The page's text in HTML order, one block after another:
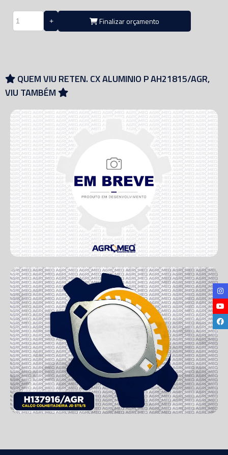
Finalizar orçamento
QUEM VIU RETEN. CX ALUMINIO P AH21815/AGR,
VIU TAMBÉM